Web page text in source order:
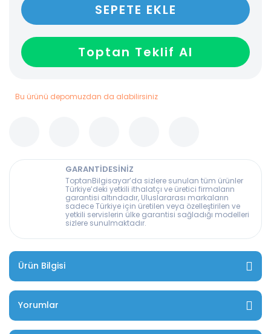
SEPETE EKLE
Toptan Teklif Al
Bu ürünü depomuzdan da alabilirsiniz
GARANTİDESİNİZ
ToptanBilgisayar’da sizlere sunulan tüm ürünler
Türkiye’deki yetkili ithalatçı ve üretici firmaların
garantisi altındadır, Uluslararası markaların
sadece Türkiye için üretilen veya özelleştirilen ve
yetkili servislerin ülke garantisi sağladığı modelleri
sizlere sunulmaktadır.
Ürün Bilgisi
Yorumlar